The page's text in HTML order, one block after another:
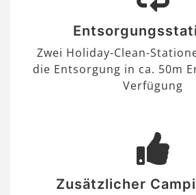
Zwei Holiday-Clean-
die Entsorgung in ca. 50m
Verfügung
Zusätzlicher